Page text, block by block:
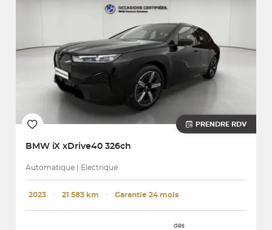
PRENDRE RDV
BMW iX xDrive40 326ch
Automatique | Electrique
2023 ･ 21 583 km ･ Garantie 24 mois
dès